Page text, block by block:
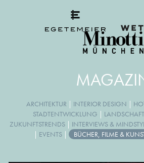
ARCHITEKTUR | INTERIOR DESIGN |
STADTENTWICKLUNG |
ZUKUNFTSTRENDS | INTERVIEWS &
| EVENTS| BÜCHER, FILME &